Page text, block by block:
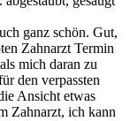
ganz schön. Gut,
Zahnarzt Termin
mich daran zu
den verpassten
Ansicht etwas
Zahnarzt, ich kann